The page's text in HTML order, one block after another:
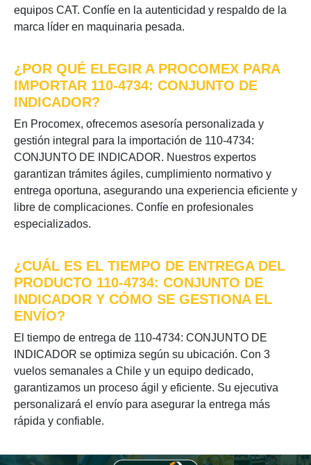
equipos CAT. Confíe en la autenticidad y respaldo de la
marca líder en maquinaria pesada.
¿POR QUÉ ELEGIR A PROCOMEX PARA
IMPORTAR 110-4734: CONJUNTO DE
INDICADOR?
En Procomex, ofrecemos asesoría personalizada y
gestión integral para la importación de 110-4734:
CONJUNTO DE INDICADOR. Nuestros expertos
garantizan trámites ágiles, cumplimiento normativo y
entrega oportuna, asegurando una experiencia eficiente y
libre de complicaciones. Confíe en profesionales
especializados.
¿CUÁL ES EL TIEMPO DE ENTREGA DEL
PRODUCTO 110-4734: CONJUNTO DE
INDICADOR Y CÓMO SE GESTIONA EL
ENVÍO?
El tiempo de entrega de 110-4734: CONJUNTO DE
INDICADOR se optimiza según su ubicación. Con 3
vuelos semanales a Chile y un equipo dedicado,
garantizamos un proceso ágil y eficiente. Su ejecutiva
personalizará el envío para asegurar la entrega más
rápida y confiable.